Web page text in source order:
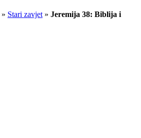
» Stari zavjet » Jeremija 38: Biblija i